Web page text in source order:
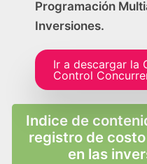
Programación
Inversiones.
Ir a descargar la
Control
Indice de
registro de
en las